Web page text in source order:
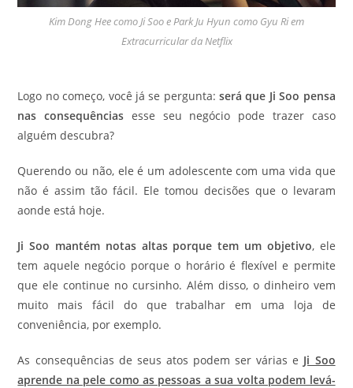
Kim Dong Hee como Ji Soo e Park Ju Hyun como Gyu Ri em
Extracurricular da Netflix
Logo no começo, você já se pergunta:será que Ji Soo pensa
nas consequências esse seu negócio pode trazer caso
alguém descubra?
Querendo ou não, ele é um adolescente com uma vida que
não é assim tão fácil. Ele tomou decisões que o levaram
aonde está hoje.
Ji Soo mantém notas altas porque tem um objetivo, ele
tem aquele negócio porque o horário é flexível e permite
que ele continue no cursinho. Além disso, o dinheiro vem
muito mais fácil do que trabalhar em uma loja de
conveniência, por exemplo.
As consequências de seus atos podem ser várias e Ji Soo
aprende na pele como as pessoas a sua volta podem levá-